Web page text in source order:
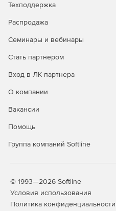
Техподдержка
Распродажа
Семинары и вебинары
Стать партнером
Вход в ЛК партнера
О компании
Вакансии
Помощь
Группа компаний Softline
© 1993—2026 Softline
Условия использования
Политика конфиденциальности